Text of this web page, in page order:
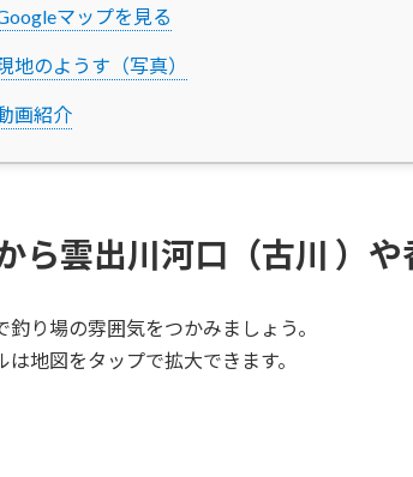
マップを見る
地のようす（写真）
画紹介
ら雲出川河口（古川 ）
釣り場の雰囲気をつかみましょう。
地図をタップで拡大できます。